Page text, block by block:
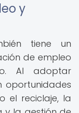
y
tiene un
de empleo
Al adoptar
oportunidades
el reciclaje, la